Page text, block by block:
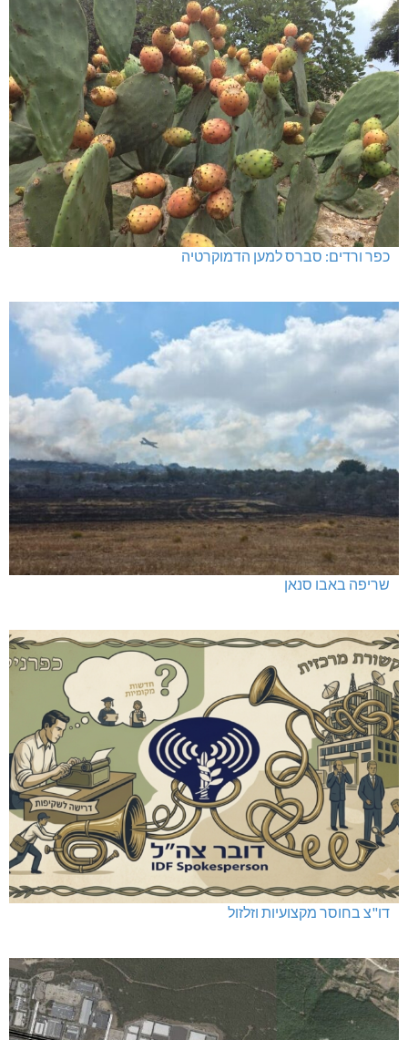
כפר ורדים: סברס למען הדמוקרטיה
שריפה באבו סנאן
דו"צ בחוסר מקצועיות וזלזול